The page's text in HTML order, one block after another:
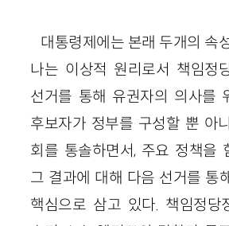
대통령제에는 본래 두개의 속
나는 이상적 원리로서 책임정
선거를 통해 유권자의 의사를
후보자가 정부를 구성할 뿐 아
회를 통솔하면서, 주요 정책을
그 결과에 대해 다음 선거를 통
핵심으로 삼고 있다. 책임정당